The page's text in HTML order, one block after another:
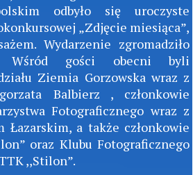
odbyło się uroczyste
„Zdjęcie miesiąca”,
Wydarzenie zgromadziło
gości obecni byli
Ziemia Gorzowska wraz z
Balbierz , członkowie
Fotograficznego wraz z
Łazarskim, a także członkowie
oraz Klubu Fotograficznego
,,Stilon”.